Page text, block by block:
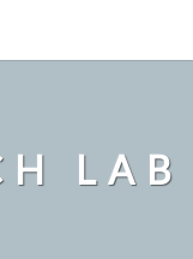
LAB